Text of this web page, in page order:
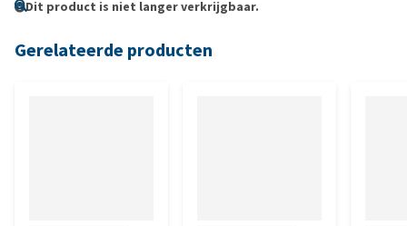
Dit product is niet langer verkrijgbaar.
Gerelateerde producten